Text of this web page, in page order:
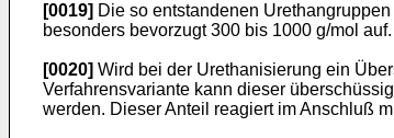
[0019] Die so entstandenen
besonders bevorzugt 300 bis 1000 g/mol auf.
[0020] Wird bei der Urethanisierung ein
Verfahrensvariante kann dieser
werden. Dieser Anteil reagiert im Anschluß